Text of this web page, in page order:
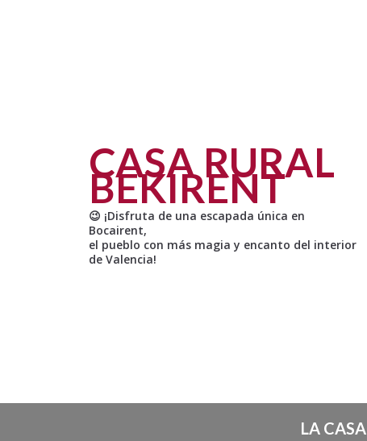
CASA RURAL
BEKIRENT
😉 ¡Disfruta de una escapada única en
Bocairent,
el pueblo con más magia y encanto del interior
de Valencia!
LA CASA